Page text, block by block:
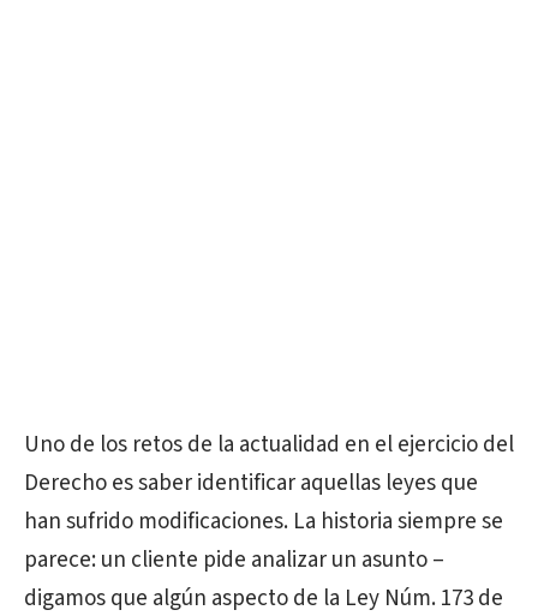
Uno de los retos de la actualidad en el ejercicio del
Derecho es saber identificar aquellas leyes que
han sufrido modificaciones. La historia siempre se
parece: un cliente pide analizar un asunto –
digamos que algún aspecto de la Ley Núm. 173 de